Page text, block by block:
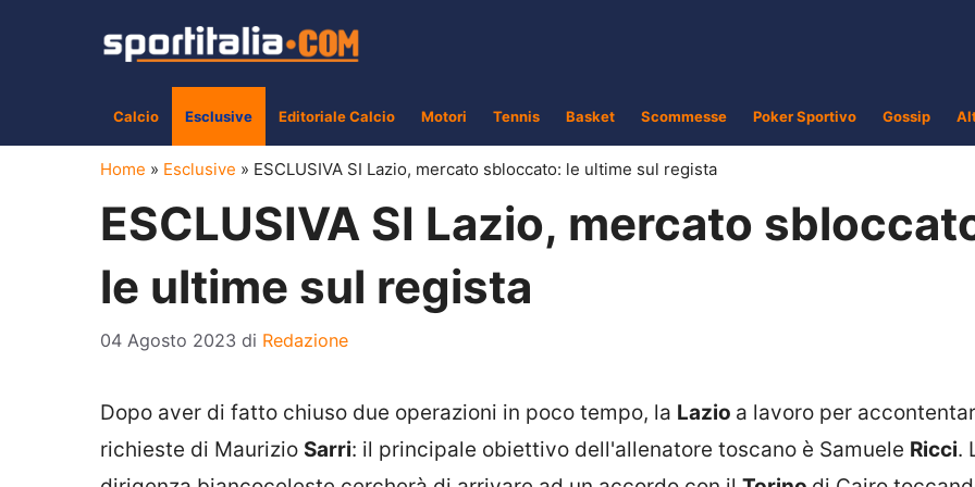
Calcio Esclusive Editoriale Calcio Motori Tennis Basket Scommesse Poker Sportivo Gossip
Home » Esclusive » ESCLUSIVA SI Lazio, mercato sbloccato: le ultime sul regista
ESCLUSIVA SI Lazio, mercato
le ultime sul regista
04 Agosto 2023 di Redazione
Dopo aver di fatto chiuso due operazioni in poco tempo, la Lazio a lavoro per
richieste di Maurizio Sarri: il principale obiettivo dell'allenatore toscano è Samuele Ricci.